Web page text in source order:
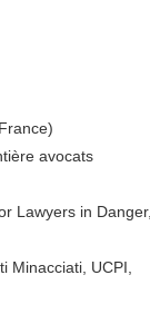
avocats
Lawyers in Danger,
Minacciati, UCPI,